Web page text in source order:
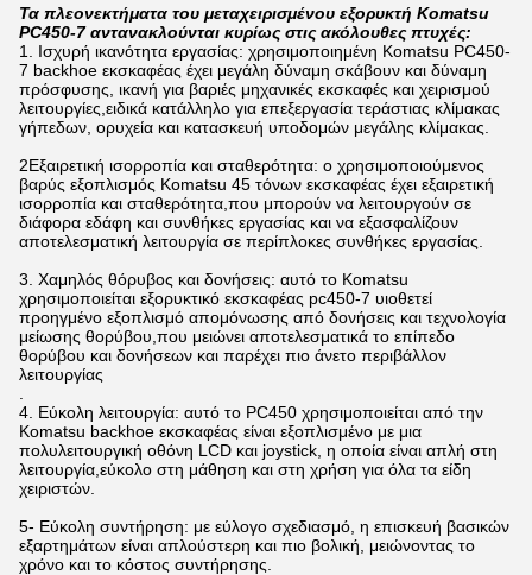
Τα πλεονεκτήματα του μεταχειρισμένου εξορυκτή Komatsu
PC450-7 αντανακλούνται κυρίως στις ακόλουθες πτυχές:
1. Ισχυρή ικανότητα εργασίας: χρησιμοποιημένη Komatsu PC450-
7 backhoe εκσκαφέας έχει μεγάλη δύναμη σκάβουν και δύναμη
πρόσφυσης, ικανή για βαριές μηχανικές εκσκαφές και χειρισμού
λειτουργίες,ειδικά κατάλληλο για επεξεργασία τεράστιας κλίμακας
γήπεδων, ορυχεία και κατασκευή υποδομών μεγάλης κλίμακας.
2Εξαιρετική ισορροπία και σταθερότητα: ο χρησιμοποιούμενος
βαρύς εξοπλισμός Komatsu 45 τόνων εκσκαφέας έχει εξαιρετική
ισορροπία και σταθερότητα,που μπορούν να λειτουργούν σε
διάφορα εδάφη και συνθήκες εργασίας και να εξασφαλίζουν
αποτελεσματική λειτουργία σε περίπλοκες συνθήκες εργασίας.
3. Χαμηλός θόρυβος και δονήσεις: αυτό το Komatsu
χρησιμοποιείται εξορυκτικό εκσκαφέας pc450-7 υιοθετεί
προηγμένο εξοπλισμό απομόνωσης από δονήσεις και τεχνολογία
μείωσης θορύβου,που μειώνει αποτελεσματικά το επίπεδο
θορύβου και δονήσεων και παρέχει πιο άνετο περιβάλλον
λειτουργίας
4. Εύκολη λειτουργία: αυτό το PC450 χρησιμοποιείται από την
Komatsu backhoe εκσκαφέας είναι εξοπλισμένο με μια
πολυλειτουργική οθόνη LCD και joystick, η οποία είναι απλή στη
λειτουργία,εύκολο στη μάθηση και στη χρήση για όλα τα είδη
χειριστών.
5- Εύκολη συντήρηση: με εύλογο σχεδιασμό, η επισκευή βασικών
εξαρτημάτων είναι απλούστερη και πιο βολική, μειώνοντας το
χρόνο και το κόστος συντήρησης.